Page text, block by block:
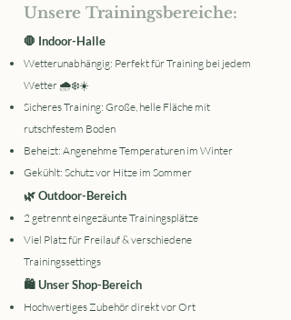
Unsere Trainingsbereiche:
🛑 Indoor-Halle
Wetterunabhängig: Perfekt für Training bei jedem
Wetter 🌧️❄️☀️
Sicheres Training: Große, helle Fläche mit
rutschfestem Boden
Beheizt: Angenehme Temperaturen im Winter
Gekühlt: Schutz vor Hitze im Sommer
🌿 Outdoor-Bereich
2 getrennt eingezäunte Trainingsplätze
Viel Platz für Freilauf & verschiedene
Trainingssettings
🛍️ Unser Shop-Bereich
Hochwertiges Zubehör direkt vor Ort